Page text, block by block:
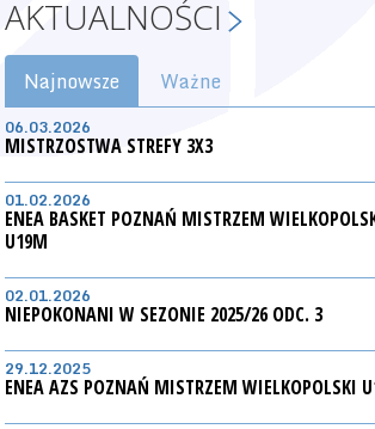
AKTUALNOŚCI
Najnowsze Ważne
06.03.2026
MISTRZOSTWA STREFY 3X3
01.02.2026
ENEA BASKET POZNAŃ MISTRZEM
U19M
02.01.2026
NIEPOKONANI W SEZONIE 2025/26 ODC. 3
29.12.2025
ENEA AZS POZNAŃ MISTRZEM WIELKOPOLSKI